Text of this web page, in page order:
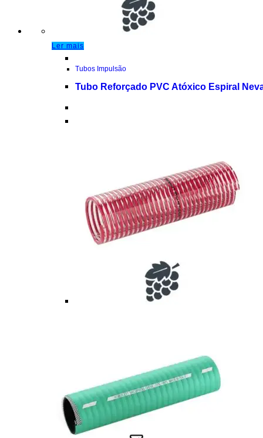
Ler mais
Tubos Impulsão
Tubo Reforçado PVC Atóxico Espiral